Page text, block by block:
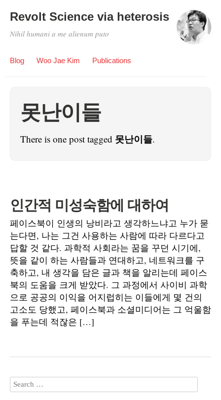
Revolt Science via heterosis
Nihil humani a me alienum puto
Blog Woo Jae Kim Publications
못난이들
There is one post tagged 못난이들.
인간적 미성숙함에 대하여
페이스북이 인생의 낭비라고 생각하느냐고 누가 묻
는다면, 나는 그건 사용하는 사람에 따라 다르다고
답할 것 같다. 과학적 사회라는 꿈을 꾸던 시기에,
뜻을 같이 하는 사람들과 연대하고, 네트워크를 구
축하고, 내 생각을 담은 글과 책을 알리는데 페이스
북의 도움을 크게 받았다. 그 과정에서 사이비 과학
으로 공공의 이익을 어지럽히는 이들에게 몇 건의
고소도 당했고, 페이스북과 소셜미디어는 그 억울함
을 푸는데 적잖은 […]